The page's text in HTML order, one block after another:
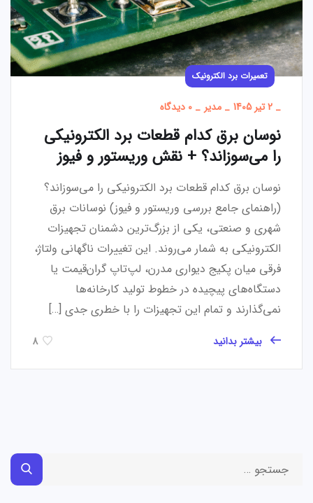
تعمیرات برد الکترونیک
_ 2 تیر 1405 _ مدیر _ 0 دیدگاه
نوسان برق کدام قطعات برد الکترونیکی
را می‌سوزاند؟ + نقش وریستور و فیوز
نوسان برق کدام قطعات برد الکترونیکی را می‌سوزاند؟
(راهنمای جامع بررسی وریستور و فیوز) نوسانات برق
شهری و صنعتی، یکی از بزرگ‌ترین دشمنان تجهیزات
الکترونیکی به شمار می‌روند. این تغییرات ناگهانی ولتاژ،
فرقی میان پکیج دیواری مدرن، لپ‌تاپ گران‌قیمت یا
دستگاه‌های پیچیده در خطوط تولید کارخانه‌ها
نمی‌گذارند و تمام این تجهیزات را با خطری جدی […]
بیشتر بدانید 8